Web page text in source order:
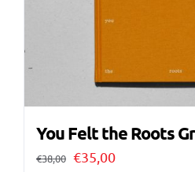
You Felt the Roots
€38,00 Il
€35,00Il